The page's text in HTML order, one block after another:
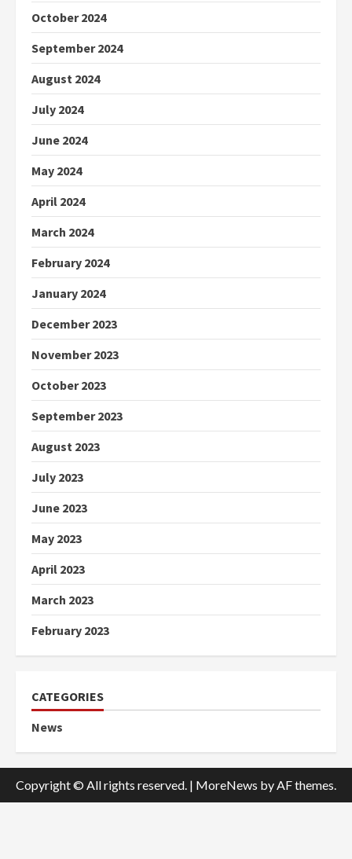
October 2024
September 2024
August 2024
July 2024
June 2024
May 2024
April 2024
March 2024
February 2024
January 2024
December 2023
November 2023
October 2023
September 2023
August 2023
July 2023
June 2023
May 2023
April 2023
March 2023
February 2023
CATEGORIES
News
Copyright © All rights reserved. | MoreNews by AF themes.